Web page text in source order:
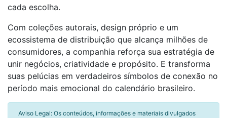
cada escolha.
Com coleções autorais, design próprio e um
ecossistema de distribuição que alcança milhões de
consumidores, a companhia reforça sua estratégia de
unir negócios, criatividade e propósito. E transforma
suas pelúcias em verdadeiros símbolos de conexão no
período mais emocional do calendário brasileiro.
Aviso Legal: Os conteúdos, informações e materiais divulgados